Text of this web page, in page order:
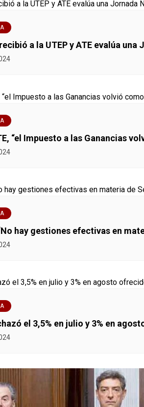
a la UTEP y ATE evalúa
“el Impuesto a las Ganancias
hay gestiones efectivas en
el 3,5% en julio y 3% en